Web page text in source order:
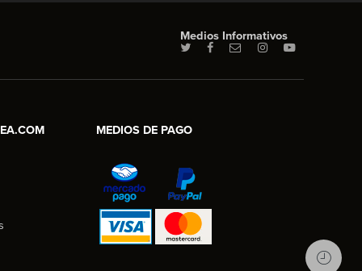
Medios Informativos
MEDIOS DE PAGO